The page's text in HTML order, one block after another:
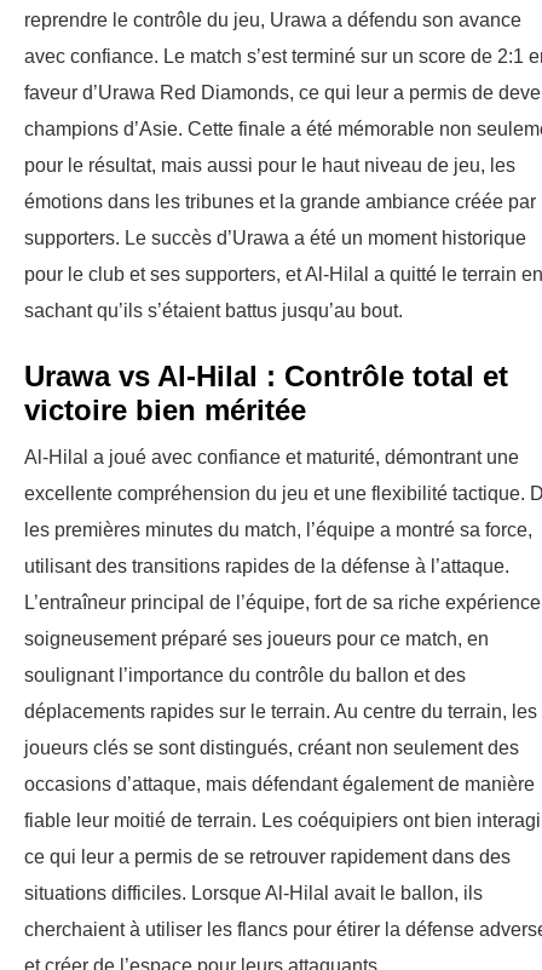
reprendre le contrôle du jeu, Urawa a défendu son avance
avec confiance. Le match s’est terminé sur un score de 2:1
faveur d’Urawa Red Diamonds, ce qui leur a permis de
champions d’Asie. Cette finale a été mémorable non
pour le résultat, mais aussi pour le haut niveau de jeu, les
émotions dans les tribunes et la grande ambiance créée par
supporters. Le succès d’Urawa a été un moment historique
pour le club et ses supporters, et Al-Hilal a quitté le terrain en
sachant qu’ils s’étaient battus jusqu’au bout.
Urawa vs Al-Hilal : Contrôle total et
victoire bien méritée
Al-Hilal a joué avec confiance et maturité, démontrant une
excellente compréhension du jeu et une flexibilité tactique.
les premières minutes du match, l’équipe a montré sa force,
utilisant des transitions rapides de la défense à l’attaque.
L’entraîneur principal de l’équipe, fort de sa riche
soigneusement préparé ses joueurs pour ce match, en
soulignant l’importance du contrôle du ballon et des
déplacements rapides sur le terrain. Au centre du terrain, les
joueurs clés se sont distingués, créant non seulement des
occasions d’attaque, mais défendant également de manière
fiable leur moitié de terrain. Les coéquipiers ont bien
ce qui leur a permis de se retrouver rapidement dans des
situations difficiles. Lorsque Al-Hilal avait le ballon, ils
cherchaient à utiliser les flancs pour étirer la défense
et créer de l’espace pour leurs attaquants.